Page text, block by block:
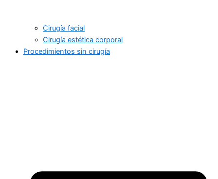
Cirugía facial
Cirugía estética corporal
Procedimientos sin cirugía